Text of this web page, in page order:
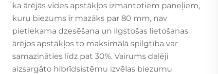
ka ārējās vides apstākļos izmantotiem paneļiem,
kuru biezums ir mazāks par 80 mm, nav
pietiekama dzesēšana un ilgstošas lietošanas
ārējos apstākļos to maksimālā spilgtība var
samazināties līdz pat 30%. Vairums daļēji
aizsargāto hibrīdsistēmu izvēlas biezumu